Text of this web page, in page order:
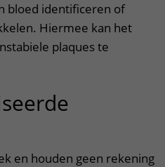
bloed identificeren of
Hiermee kan het
plaques te
en houden geen rekening